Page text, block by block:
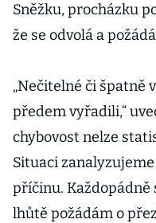
Sněžku, procházku
že se odvolá a
„Nečitelné či špatně
předem vyřadili,“
chybovost nelze
Situaci
příčinu. Každopádně
lhůtě požádám o